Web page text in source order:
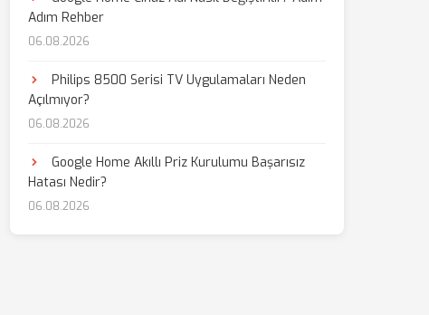
Adım Rehber
06.08.2026
Philips 8500 Serisi TV Uygulamaları Neden
Açılmıyor?
06.08.2026
Google Home Akıllı Priz Kurulumu Başarısız
Hatası Nedir?
06.08.2026